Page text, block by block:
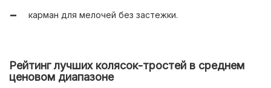
карман для мелочей без застежки.
Рейтинг лучших колясок-тростей в среднем
ценовом диапазоне